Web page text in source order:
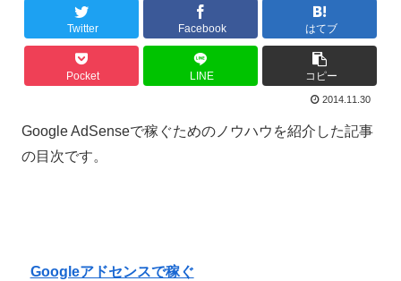
Twitter Facebook はてブ
Pocket LINE コピー
2014.11.30
Google AdSenseで稼ぐためのノウハウを紹介した記事
の目次です。
Googleアドセンスで稼ぐ